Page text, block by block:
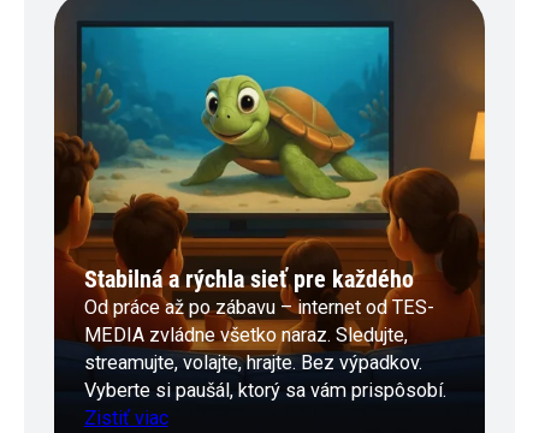
Stabilná a rýchla sieť pre každého
Od práce až po zábavu – internet od TES-
MEDIA zvládne všetko naraz. Sledujte,
streamujte, volajte, hrajte. Bez výpadkov.
Vyberte si paušál, ktorý sa vám prispôsobí.
Zistiť viac